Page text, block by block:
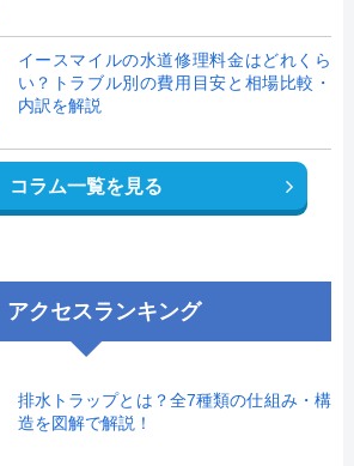
イースマイルの水道修理料金はどれくら
い？トラブル別の費用目安と相場比較・
内訳を解説
コラム一覧を見る
アクセスランキング
排水トラップとは？全7種類の仕組み・構
造を図解で解説！